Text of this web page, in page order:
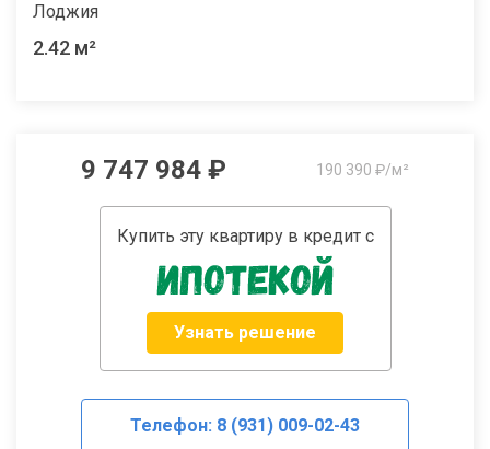
Лоджия
2.42 м²
9 747 984 ₽ 190 390 ₽/м²
Купить эту квартиру в кредит с
Узнать решение
Телефон: 8 (931) 009-02-43